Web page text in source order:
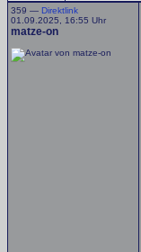
359 — Direktlink
01.09.2025, 16:55 Uhr
matze-on